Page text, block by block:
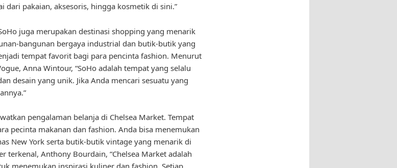
dari pakaian, aksesoris, hingga kosmetik di sini.”
juga merupakan destinasi shopping yang menarik
bangunan bergaya industrial dan butik-butik yang
tempat favorit bagi para pencinta fashion. Menurut
Anna Wintour, “SoHo adalah tempat yang selalu
desain yang unik. Jika Anda mencari sesuatu yang
pengalaman belanja di Chelsea Market. Tempat
pecinta makanan dan fashion. Anda bisa menemukan
New York serta butik-butik vintage yang menarik di
terkenal, Anthony Bourdain, “Chelsea Market adalah